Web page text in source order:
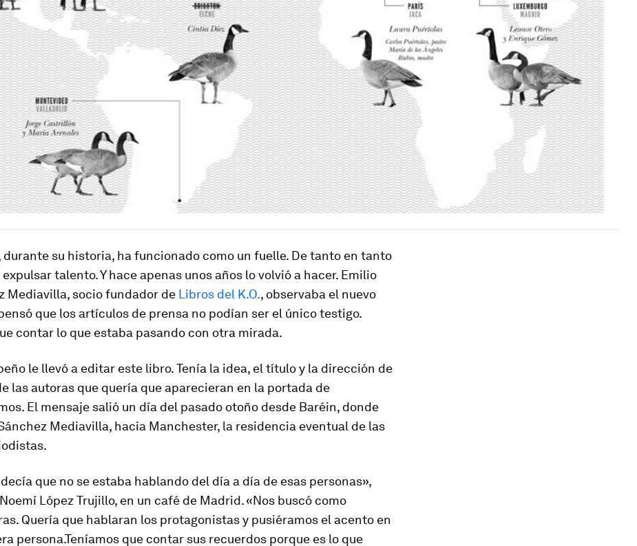
durante su historia, ha funcionado como un fuelle. De tanto en tanto
talento. Y hace apenas unos años lo volvió a hacer. Emilio
Mediavilla, socio fundador de Libros del K.O., observaba el nuevo
que los artículos de prensa no podían ser el único testigo.
contar lo que estaba pasando con otra mirada.
le llevó a editar este libro. Tenía la idea, el título y la dirección de
las autoras que quería que aparecieran en la portada de
. El mensaje salió un día del pasado otoño desde Baréin, donde
Mediavilla, hacia Manchester, la residencia eventual de las
que no se estaba hablando del día a día de esas personas»,
López Trujillo, en un café de Madrid. «Nos buscó como
Quería que hablaran los protagonistas y pusiéramos el acento en
persona.Teníamos que contar sus recuerdos porque es lo que